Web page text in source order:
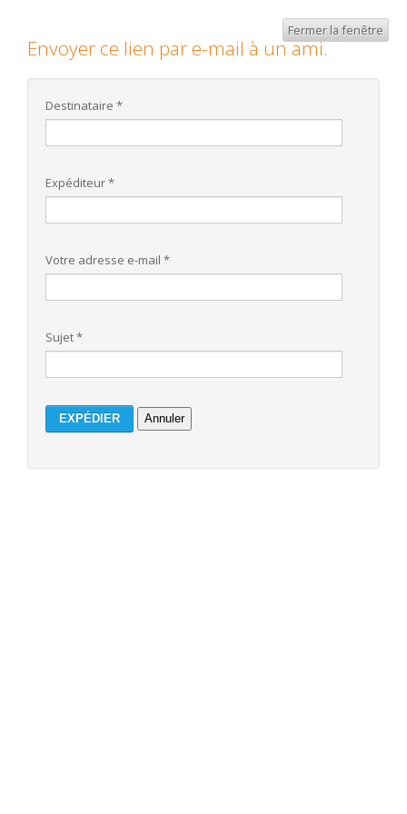
Envoyer ce lien par e-mail à un ami.
Fermer la fenêtre
Destinataire *
Expéditeur*
Votre adresse e-mail *
Sujet*
EXPÉDIER Annuler